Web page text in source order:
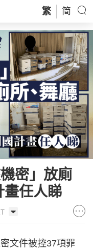
繁 简
密」放廁
畫任人睇
文件被控37項罪